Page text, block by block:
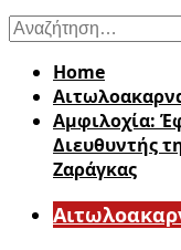
Αναζήτηση
για:
Home
Αμφιλοχία:
Διευθυντής
Ζαράγκας